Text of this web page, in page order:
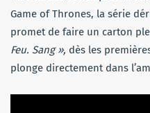
Game of Thrones, la série
promet de faire un carton
Feu. Sang », dès les
plonge directement dans